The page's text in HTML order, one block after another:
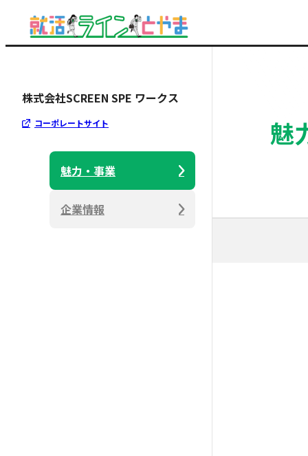
株式会社SCREEN SPE ワークス
コーポレートサイト
魅力・事業
企業情報
魅